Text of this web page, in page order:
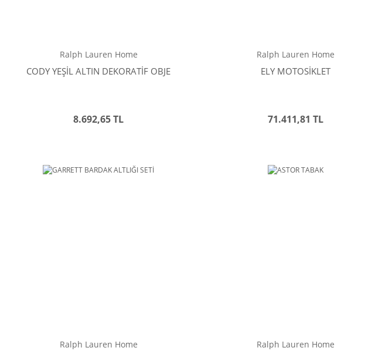
Ralph Lauren Home
CODY YEŞİL ALTIN DEKORATİF OBJE
8.692,65 TL
Ralph Lauren Home
ELY MOTOSİKLET
71.411,81 TL
Ralph Lauren Home Ralph Lauren Home